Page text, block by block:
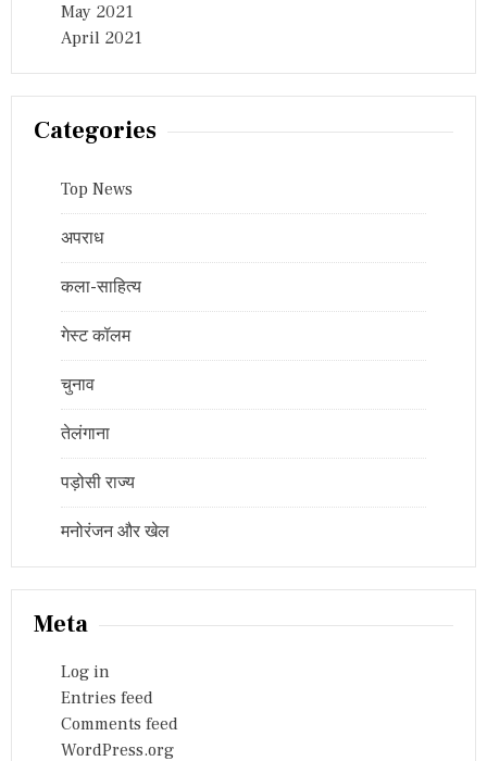
May 2021
April 2021
Categories
Top News
अपराध
कला-साहित्य
गेस्ट कॉलम
चुनाव
तेलंगाना
पड़ोसी राज्य
मनोरंजन और खेल
Meta
Log in
Entries feed
Comments feed
WordPress.org